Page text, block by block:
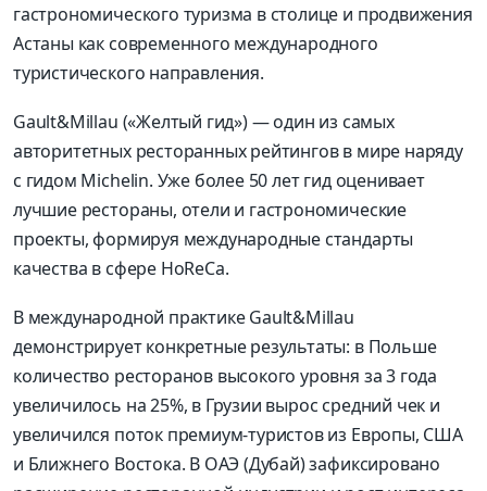
гастрономического туризма в столице и продвижения
Астаны как современного международного
туристического направления.
Gault&Millau («Желтый гид») — один из самых
авторитетных ресторанных рейтингов в мире наряду
с гидом Michelin. Уже более 50 лет гид оценивает
лучшие рестораны, отели и гастрономические
проекты, формируя международные стандарты
качества в сфере HoReCa.
В международной практике Gault&Millau
демонстрирует конкретные результаты: в Польше
количество ресторанов высокого уровня за 3 года
увеличилось на 25%, в Грузии вырос средний чек и
увеличился поток премиум-туристов из Европы, США
и Ближнего Востока. В ОАЭ (Дубай) зафиксировано